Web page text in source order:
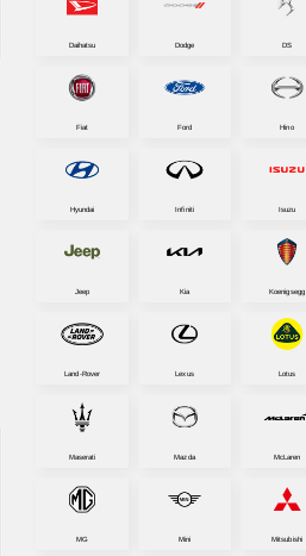
Daihatsu Dodge DS
Fiat Ford Hino
Hyundai Infiniti Isuzu
Jeep Kia Koenigsegg
Land-Rover Lexus Lotus
Maserati Mazda McLaren
MG Mini Mitsubishi